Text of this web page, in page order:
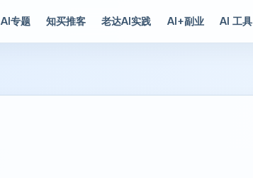
AI专题 知买推客 老达AI实践 AI+副业 AI 工具